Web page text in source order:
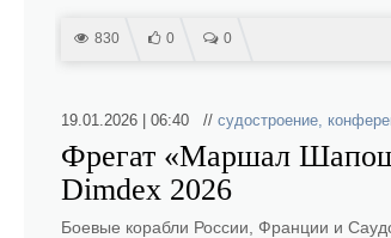
830 0 0
19.01.2026 | 06:40 // судостроение,
Фрегат «Маршал
Dimdex 2026
Боевые корабли России, Франции и